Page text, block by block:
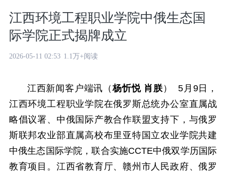
江西环境工程职业学院中俄生态国
际学院正式揭牌成立
2026-05-11 02:53 1.1万+阅读
江西新闻客户端讯（杨忻悦 肖朕 ） 5月9日，
江西环境工程职业学院在俄罗斯总统办公室直属战
略倡议署、中俄国际产教合作联盟支持下，与俄罗
斯联邦农业部直属高校布里亚特国立农业学院共建
中俄生态国际学院，联合实施CCTE中俄双学历国际
教育项目。江西省教育厅、赣州市人民政府、俄罗